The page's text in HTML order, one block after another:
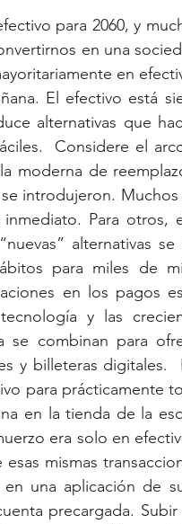
para 2060, y
en una
en
El efectivo está
alternativas que
Considere el
moderna de
introdujeron.
Para
alternativas
para miles de
en los pagos
y las
se combinan para
y billeteras digitales.
para prácticamente
en la tienda de la
era solo en
mismas
una aplicación de
precargada.